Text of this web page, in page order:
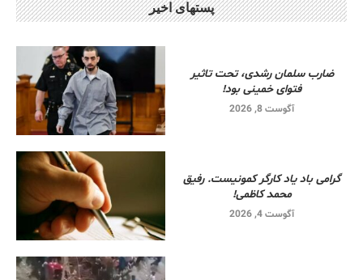
پستهای اخیر
ضارب سلمان رشدی، تحت تاثیر
فتوای خمینی بود!
آگوست 8, 2026
گرامی باد یاد کارگر کمونیست. رفیق
محمد کاظمی!
آگوست 4, 2026